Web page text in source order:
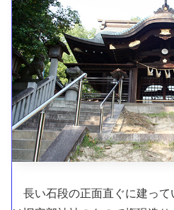
長い石段の正面直ぐに建って